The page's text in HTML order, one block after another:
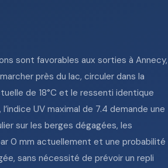
sont favorables aux sorties à Annecy,
près du lac, circuler dans la
de 18°C et le ressenti identique
UV maximal de 7.4 demande une
sur les berges dégagées, les
0 mm actuellement et une probabilité
sans nécessité de prévoir un repli